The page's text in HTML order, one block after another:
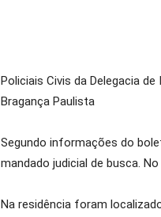
Policiais Civis da Delegacia
Bragança Paulista
Segundo informações do
mandado judicial de busca.
Na residência foram